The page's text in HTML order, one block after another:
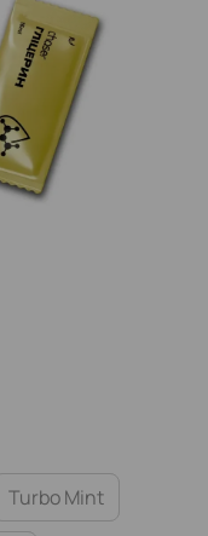
Turbo Mint